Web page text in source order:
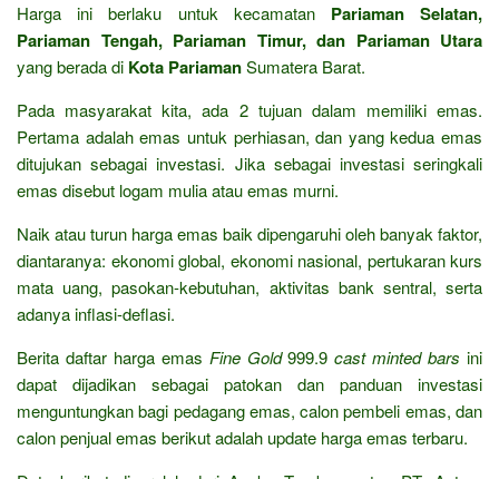
Harga ini berlaku untuk kecamatan Pariaman Selatan,
Pariaman Tengah, Pariaman Timur, dan Pariaman Utara
yang berada di Kota PariamanSumatera Barat.
Pada masyarakat kita, ada 2 tujuan dalam memiliki emas.
Pertama adalah emas untuk perhiasan, dan yang kedua emas
ditujukan sebagai investasi. Jika sebagai investasi seringkali
emas disebut logam mulia atau emas murni.
Naik atau turun harga emas baik dipengaruhi oleh banyak faktor,
diantaranya: ekonomi global, ekonomi nasional, pertukaran kurs
mata uang, pasokan-kebutuhan, aktivitas bank sentral, serta
adanya inflasi-deflasi.
Berita daftar harga emas Fine Gold999.9cast minted barsini
dapat dijadikan sebagai patokan dan panduan investasi
menguntungkan bagi pedagang emas, calon pembeli emas, dan
calon penjual emas berikut adalah update harga emas terbaru.